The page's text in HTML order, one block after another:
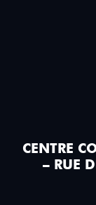
CENTRE
– RUE